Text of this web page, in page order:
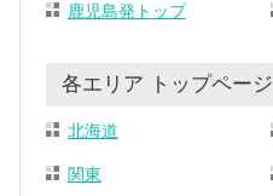
鹿児島発トップ
各エリア トップページ
北海道
関東